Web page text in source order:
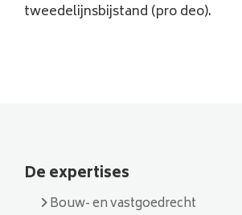
tweedelijnsbijstand (pro deo).
De expertises
Bouw- en vastgoedrecht